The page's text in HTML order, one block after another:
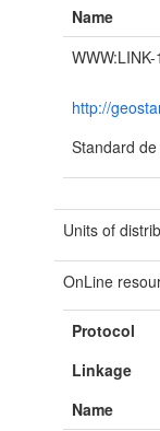
Name
http://
Standard
Units of
OnLine
Protocol
Linkage
Name